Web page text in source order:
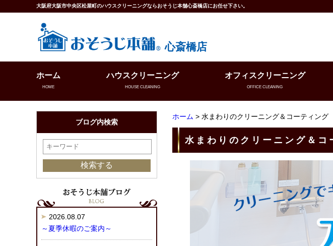
大阪府大阪市中央区松屋町のハウスクリーニングならおそうじ本舗心斎橋店にお任せ下さい。
心斎橋店
ホーム
HOME
ハウスクリーニング
HOUSE CLEANING
オフィスクリーニング
OFFICE CLEANING
ホーム > 水まわりのクリーニング＆コーティング
水まわりのクリーニング＆コ
ブログ内検索
2026.08.07
～夏季休暇のご案内～